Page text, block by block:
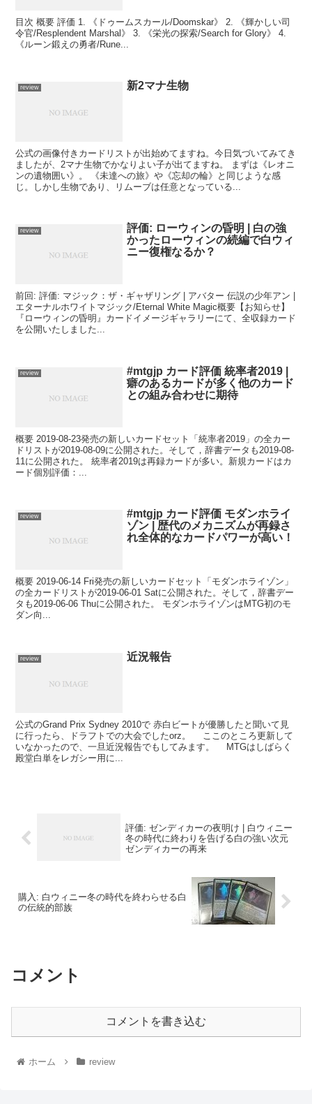
目次 概要 評価 1. 《ドゥームスカール/Doomskar》 2. 《輝かしい司
令官/Resplendent Marshal》 3. 《栄光の探索/Search for Glory》 4.
《ルーン鍛えの勇者/Rune...
review 新2マナ生物
公式の画像付きカードリストが出始めてますね。今日気づいてみてき
ましたが、2マナ生物でかなりよい子が出てますね。 まずは《レオニ
ンの遺物囲い》。 《未達への旅》や《忘却の輪》と同じような感
じ。しかし生物であり、リムーブは任意となっている...
review
評価: ローウィンの昏明 | 白の強
かったローウィンの続編で白ウィ
ニー復権なるか？
前回: 評価: マジック：ザ・ギャザリング | アバター 伝説の少年アン |
エターナルホワイトマジック/Eternal White Magic概要【お知らせ】
『ローウィンの昏明』カードイメージギャラリーにて、全収録カード
を公開いたしました...
review
#mtgjp カード評価 統率者2019 |
癖のあるカードが多く他のカード
との組み合わせに期待
概要 2019-08-23発売の新しいカードセット「統率者2019」の全カー
ドリストが2019-08-09に公開された。そして，辞書データも2019-08-
11に公開された。 統率者2019は再録カードが多い。新規カードはカ
ード個別評価：...
review
#mtgjp カード評価 モダンホライ
ゾン | 歴代のメカニズムが再録さ
れ全体的なカードパワーが高い！
概要 2019-06-14 Fri発売の新しいカードセット「モダンホライゾン」
の全カードリストが2019-06-01 Satに公開された。そして，辞書デー
タも2019-06-06 Thuに公開された。 モダンホライゾンはMTG初のモ
ダン向...
review 近況報告
公式のGrand Prix Sydney 2010で 赤白ビートが優勝したと聞いて見
に行ったら、ドラフトでの大会でしたorz。 ここのところ更新して
いなかったので、一旦近況報告でもしてみます。 MTGはしばらく
殿堂白単をレガシー用に...
評価: ゼンディカーの夜明け | 白ウィニー
冬の時代に終わりを告げる白の強い次元
ゼンディカーの再来
購入: 白ウィニー冬の時代を終わらせる白
の伝統的部族
コメント
コメントを書き込む
ホーム review